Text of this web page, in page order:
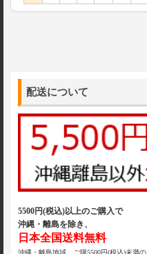
配送について
5500円(税込)以上のご購入で
沖縄・離島を除き、
日本全国送料無料
沖縄・離島地域、ご購5500円(税込)未満の